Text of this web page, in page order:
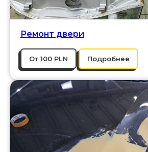
Ремонт двери
От 100 PLN Подробнее